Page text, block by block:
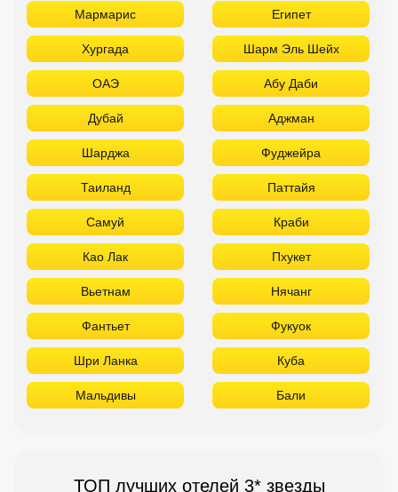
Мармарис Египет
Хургада Шарм Эль Шейх
ОАЭ Абу Даби
Дубай Аджман
Шарджа Фуджейра
Таиланд Паттайя
Самуй Краби
Као Лак Пхукет
Вьетнам Нячанг
Фантьет Фукуок
Шри Ланка Куба
Мальдивы Бали
ТОП лучших отелей 3* звезды